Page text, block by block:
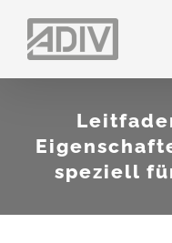
Inhalt
speziell